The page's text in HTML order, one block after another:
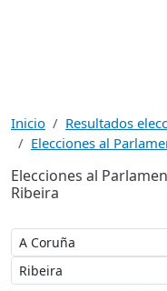
Inicio
Resultados
Elecciones al
Elecciones al
Ribeira